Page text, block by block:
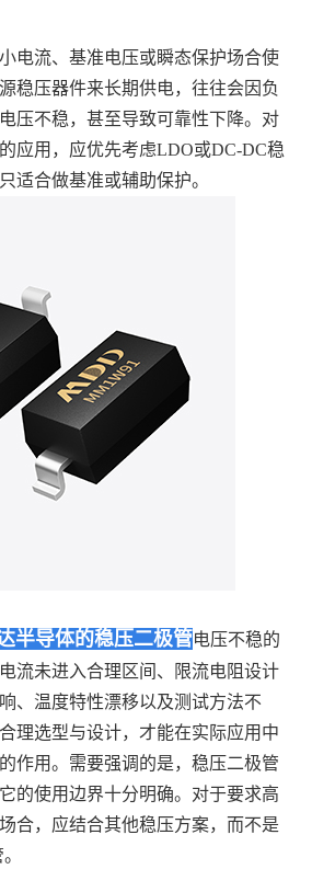
电流、基准电压或瞬态保护场合使
稳压器件来长期供电，往往会因负
压不稳，甚至导致可靠性下降。对
应用，应优先考虑LDO或DC-DC稳
适合做基准或辅助保护。
半导体的稳压二极管电压不稳的
流未进入合理区间、限流电阻设计
、温度特性漂移以及测试方法不
理选型与设计，才能在实际应用中
作用。需要强调的是，稳压二极管
的使用边界十分明确。对于要求高
合，应结合其他稳压方案，而不是